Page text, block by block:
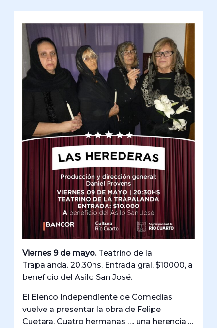
Viernes 9 de mayo.Teatrino de la
Trapalanda. 20.30hs. Entrada gral. $10000, a
beneficio del Asilo San José.
El Elenco Independiente de Comedias
vuelve a presentar la obra de Felipe
Cuetara. Cuatro hermanas …. una herencia …